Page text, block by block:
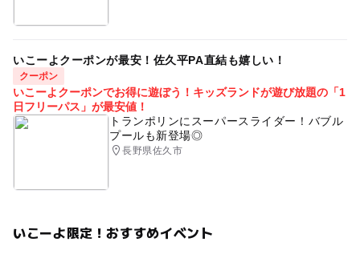
いこーよクーポンが最安！佐久平PA直結も嬉しい！
クーポン
いこーよクーポンでお得に遊ぼう！キッズランドが遊び放題の「1
日フリーパス」が最安値！
トランポリンにスーパースライダー！バブル
プールも新登場◎
長野県佐久市
いこーよ限定！おすすめイベント